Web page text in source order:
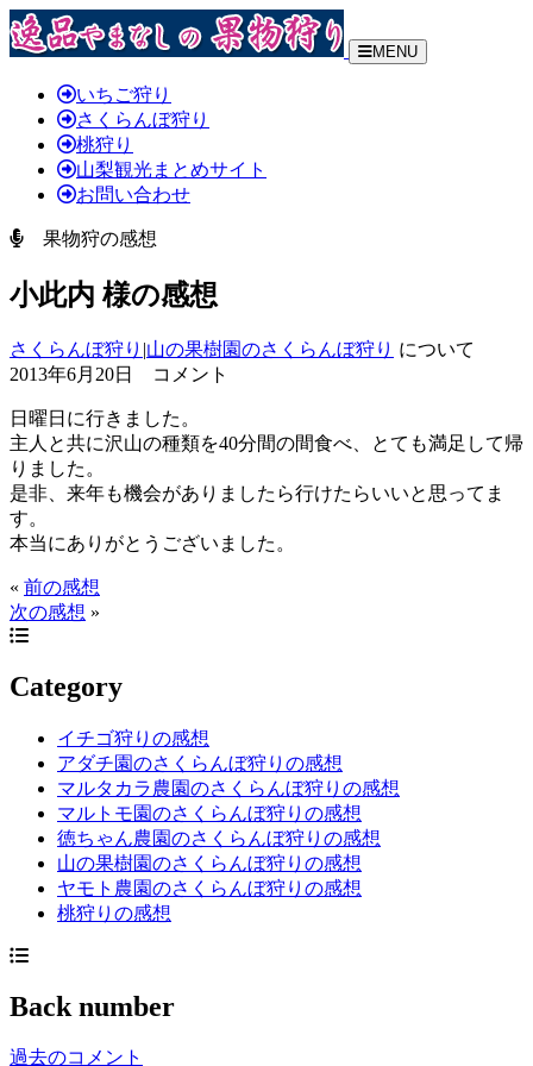
MENU
いちご狩り
さくらんぼ狩り
桃狩り
山梨観光まとめサイト
お問い合わせ
果物狩の感想
小此内 様の感想
さくらんぼ狩り |山の果樹園のさくらんぼ狩り について
2013年6月20日 コメント
日曜日に行きました。
主人と共に沢山の種類を40分間の間食べ、とても満足して帰
りました。
是非、来年も機会がありましたら行けたらいいと思ってま
す。
本当にありがとうございました。
« 前の感想
次の感想 »
Category
イチゴ狩りの感想
アダチ園のさくらんぼ狩りの感想
マルタカラ農園のさくらんぼ狩りの感想
マルトモ園のさくらんぼ狩りの感想
徳ちゃん農園のさくらんぼ狩りの感想
山の果樹園のさくらんぼ狩りの感想
ヤモト農園のさくらんぼ狩りの感想
桃狩りの感想
Back number
過去のコメント